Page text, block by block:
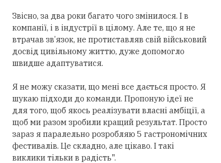
Звісно, за два роки багато чого змінилося. І в
компанії, і в індустрії в цілому. Але те, що я не
втрачав зв’язок, не протиставляв свій військовий
досвід цивільному життю, дуже допомогло
швидше адаптуватися.
Я не можу сказати, що мені все дається просто. Я
шукаю підходи до команди. Пропоную ідеї не
для того, щоб якось реалізувати власні амбіції, а
щоб ми разом зробили кращий результат. Просто
зараз я паралельно розробляю 5 гастрономічних
фестивалів. Це складно, але цікаво. І такі
виклики тільки в радість".